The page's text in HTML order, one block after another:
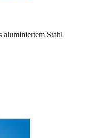
aluminiertem Stahl